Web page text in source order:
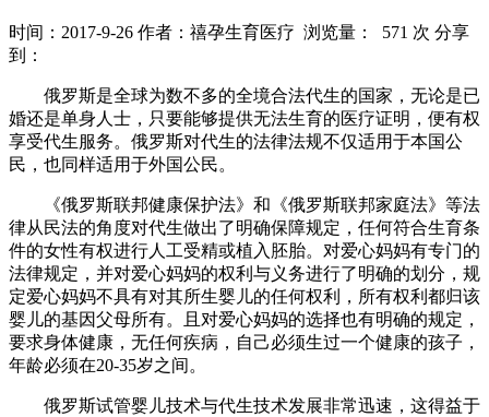
时间：2017-9-26 作者：禧孕生育医疗 浏览量： 571 次 分享
到：
俄罗斯是全球为数不多的全境合法代生的国家，无论是已
婚还是单身人士，只要能够提供无法生育的医疗证明，便有权
享受代生服务。俄罗斯对代生的法律法规不仅适用于本国公
民，也同样适用于外国公民。
《俄罗斯联邦健康保护法》和《俄罗斯联邦家庭法》等法
律从民法的角度对代生做出了明确保障规定，任何符合生育条
件的女性有权进行人工受精或植入胚胎。对爱心妈妈有专门的
法律规定，并对爱心妈妈的权利与义务进行了明确的划分，规
定爱心妈妈不具有对其所生婴儿的任何权利，所有权利都归该
婴儿的基因父母所有。且对爱心妈妈的选择也有明确的规定，
要求身体健康，无任何疾病，自己必须生过一个健康的孩子，
年龄必须在20-35岁之间。
俄罗斯试管婴儿技术与代生技术发展非常迅速，这得益于